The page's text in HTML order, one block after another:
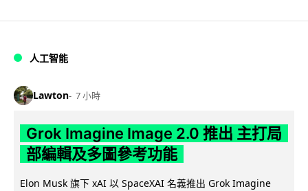
人工智能
Lawton 7 小時
Grok Imagine Image 2.0 推出 主打局
部編輯及多圖參考功能
Elon Musk 旗下 xAI 以 SpaceXAI 名義推出 Grok Imagine